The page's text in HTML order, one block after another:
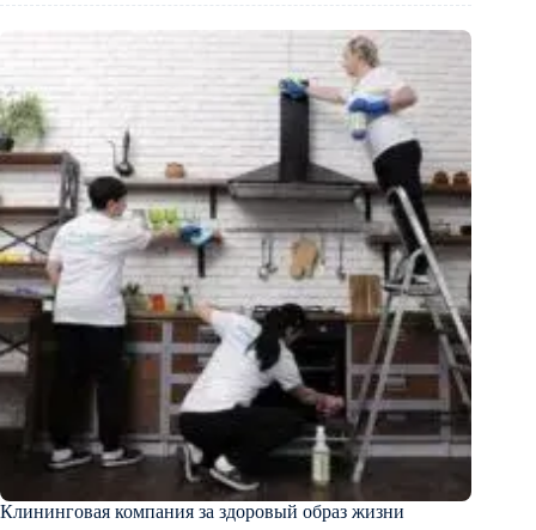
Клининговая компания за здоровый образ жизни